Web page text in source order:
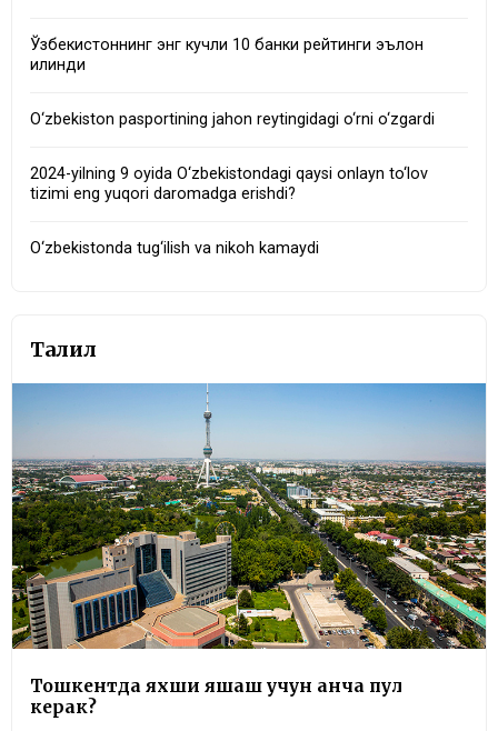
Ўзбекистоннинг энг кучли 10 банки рейтинги эълон
қилинди
O‘zbekiston pasportining jahon reytingidagi o‘rni o‘zgardi
2024-yilning 9 oyida O‘zbekistondagi qaysi onlayn to‘lov
tizimi eng yuqori daromadga erishdi?
O‘zbekistonda tug‘ilish va nikoh kamaydi
Таҳлил
Тошкентда яхши яшаш учун қанча пул
керак?